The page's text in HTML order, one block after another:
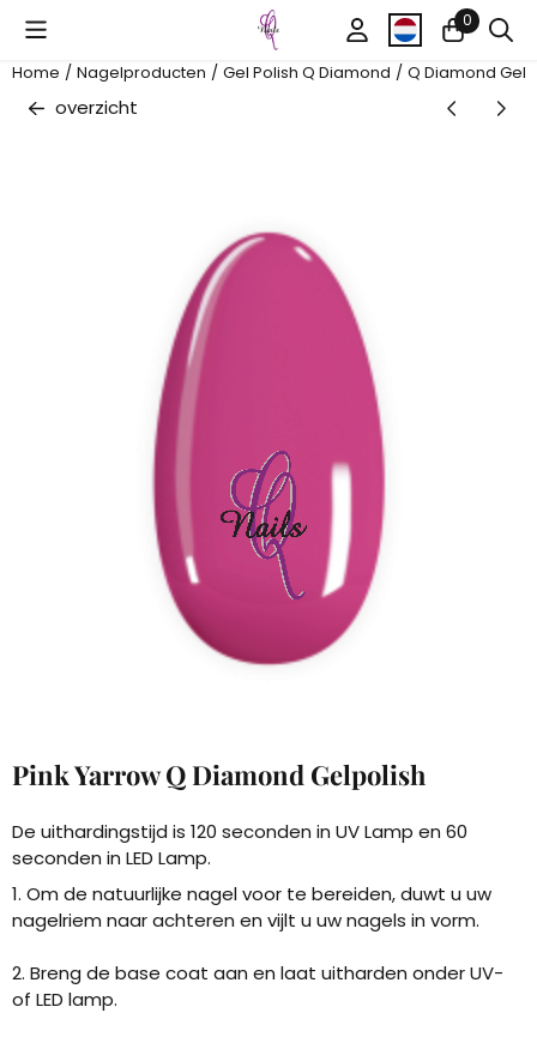
Cookievoorkeuren zijn beschikbaar. Kies instellingen of sta
0
Home / Nagelproducten / Gel Polish Q Diamond / Q Diamond Gel
overzicht
Pink Yarrow Q Diamond Gelpolish
De uithardingstijd is 120 seconden in UV Lamp en 60
seconden in LED Lamp.
1. Om de natuurlijke nagel voor te bereiden, duwt u uw
nagelriem naar achteren en vijlt u uw nagels in vorm.
2. Breng de base coat aan en laat uitharden onder UV-
of LED lamp.